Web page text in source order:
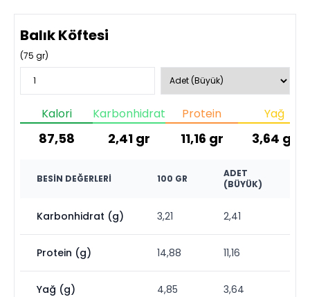
Balık Köftesi
(75 gr)
Kalori
87,58
Karbonhidrat
2,41 gr
Protein
11,16 gr
Yağ
3,64 gr
BESIN DEĞERLERI 100 GR
ADET
(BÜYÜK)
Karbonhidrat (g) 3,21 2,41
Protein (g) 14,88 11,16
Yağ (g) 4,85 3,64